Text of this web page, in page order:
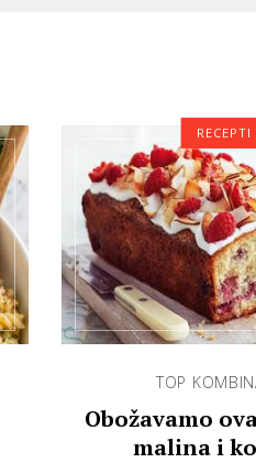
TOP
Obožavamo
malina i
RECEPTI